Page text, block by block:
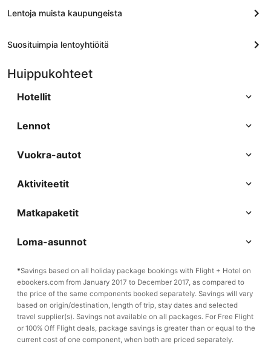
Lentoja muista kaupungeista
Suosituimpia lentoyhtiöitä
Huippukohteet
Hotellit
Lennot
Vuokra-autot
Aktiviteetit
Matkapaketit
Loma-asunnot
*Savings based on all holiday package bookings with Flight + Hotel on
ebookers.com from January 2017 to December 2017, as compared to
the price of the same components booked separately. Savings will vary
based on origin/destination, length of trip, stay dates and selected
travel supplier(s). Savings not available on all packages. For Free Flight
or 100% Off Flight deals, package savings is greater than or equal to the
current cost of one component, when both are priced separately.